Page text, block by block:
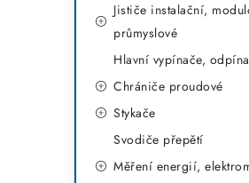
Jističe instalační,
průmyslové
Hlavní vypínače,
Chrániče proudové
Stykače
Svodiče přepětí
Měření energií,